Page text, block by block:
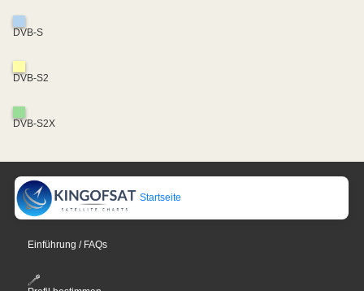
DVB-S
DVB-S2
DVB-S2X
Startseite
Einführung / FAQs